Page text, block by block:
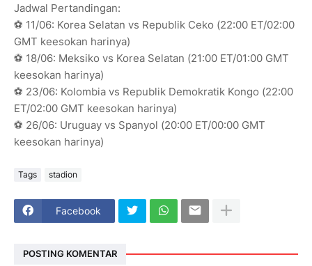
Jadwal Pertandingan:
⚽ 11/06: Korea Selatan vs Republik Ceko (22:00 ET/02:00
GMT keesokan harinya)
⚽ 18/06: Meksiko vs Korea Selatan (21:00 ET/01:00 GMT
keesokan harinya)
⚽ 23/06: Kolombia vs Republik Demokratik Kongo (22:00
ET/02:00 GMT keesokan harinya)
⚽ 26/06: Uruguay vs Spanyol (20:00 ET/00:00 GMT
keesokan harinya)
Tags stadion
Facebook
POSTING KOMENTAR